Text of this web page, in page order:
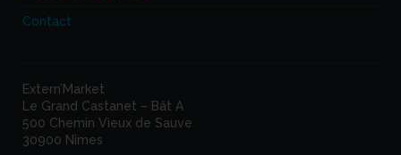
Contact
Extern’Market
Le Grand Castanet – Bât A
500 Chemin Vieux de Sauve
30900 Nîmes